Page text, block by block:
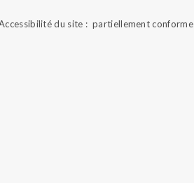
du site : partiellement conforme